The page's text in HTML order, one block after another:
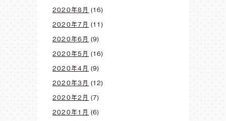
2020年8月 (16)
2020年7月 (11)
2020年6月 (9)
2020年5月 (16)
2020年4月 (9)
2020年3月 (12)
2020年2月 (7)
2020年1月 (6)